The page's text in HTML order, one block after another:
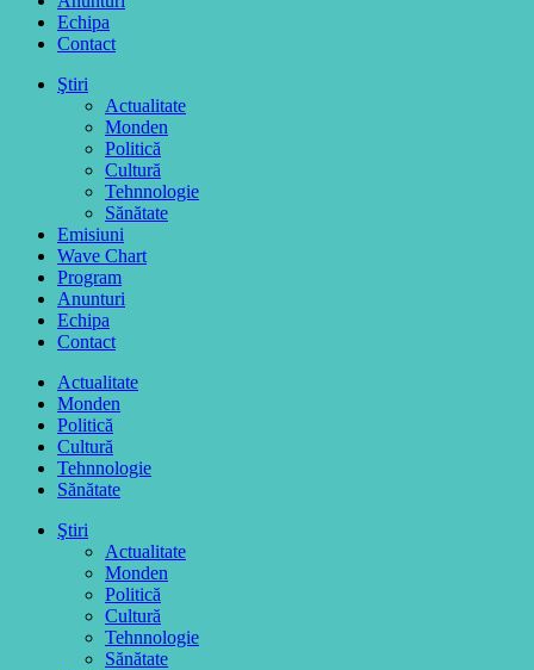
Echipa
Contact
Ştiri
Actualitate
Monden
Politică
Cultură
Tehnnologie
Sănătate
Emisiuni
Wave Chart
Program
Anunturi
Echipa
Contact
Actualitate
Monden
Politică
Cultură
Tehnnologie
Sănătate
Ştiri
Actualitate
Monden
Politică
Cultură
Tehnnologie
Sănătate